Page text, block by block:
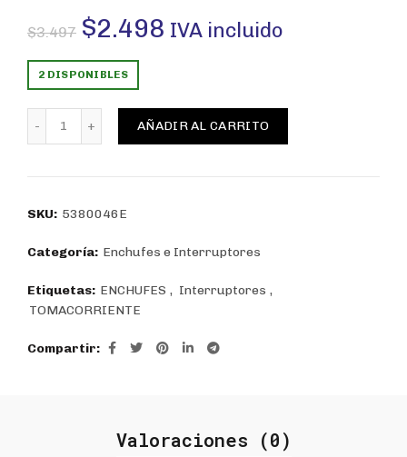
$3.497 El
precio
original
era:
$2.498 El
actual
es:
IVA incluido
2 DISPONIBLES
Interruptor doble 9/15 teclón 35,6mm 10A 250V
AÑADIR AL CARRITO
SKU: 5380046E
Categoría: Enchufes e Interruptores
Etiquetas: ENCHUFES , Interruptores ,
TOMACORRIENTE
Compartir
Valoraciones (0)